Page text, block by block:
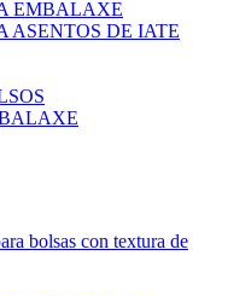
EMBALAXE
ASENTOS DE IATE